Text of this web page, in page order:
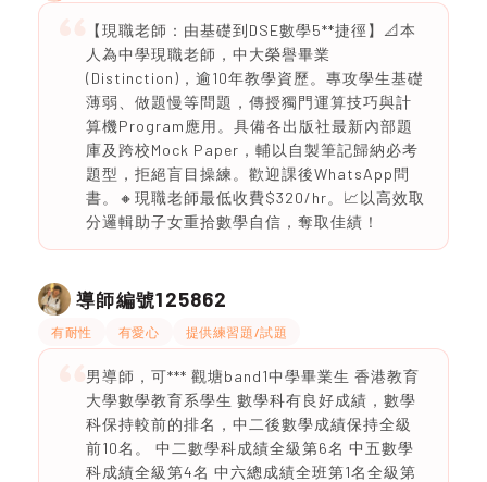
【現職老師：由基礎到DSE數學5**捷徑】📐本
人為中學現職老師，中大榮譽畢業
(Distinction)，逾10年教學資歷。專攻學生基礎
薄弱、做題慢等問題，傳授獨門運算技巧與計
算機Program應用。具備各出版社最新內部題
庫及跨校Mock Paper，輔以自製筆記歸納必考
題型，拒絕盲目操練。歡迎課後WhatsApp問
書。🔸現職老師最低收費$320/hr。📈以高效取
分邏輯助子女重拾數學自信，奪取佳績！
導師編號125862
有耐性 有愛心 提供練習題/試題
男導師，可*** 觀塘band1中學畢業生 香港教育
大學數學教育系學生 數學科有良好成績，數學
科保持較前的排名，中二後數學成績保持全級
前10名。 中二數學科成績全級第6名 中五數學
科成績全級第4名 中六總成績全班第1名全級第